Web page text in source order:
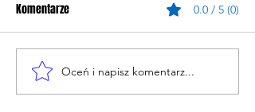
Oficjalny Komunikat:
Wewnętrzna
Komentarze 0.0 / 5 (0)
Oceń i napisz komentarz...